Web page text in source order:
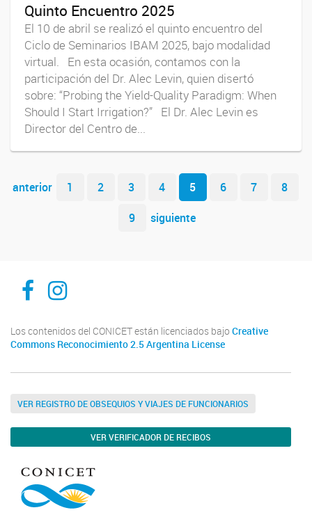
Quinto Encuentro 2025
El 10 de abril se realizó el quinto encuentro del
Ciclo de Seminarios IBAM 2025, bajo modalidad
virtual. En esta ocasión, contamos con la
participación del Dr. Alec Levin, quien disertó
sobre: “Probing the Yield-Quality Paradigm: When
Should I Start Irrigation?” El Dr. Alec Levin es
Director del Centro de...
Navegador de artículos
anterior 1 2 3 4 5 6 7
8
9
siguiente
ibam-facebook
ibam-instagram
Los contenidos del CONICET están licenciados bajo Creative
Commons Reconocimiento 2.5 Argentina License
VER REGISTRO DE OBSEQUIOS Y VIAJES DE FUNCIONARIOS
VER VERIFICADOR DE RECIBOS